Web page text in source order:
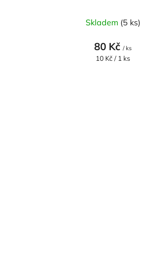
hodnocení
produktu
je
Skladem (5 ks)
80 Kč / ks
Měrná
10 Kč / 1 ks